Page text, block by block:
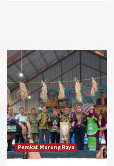
Pemkab Murung Raya